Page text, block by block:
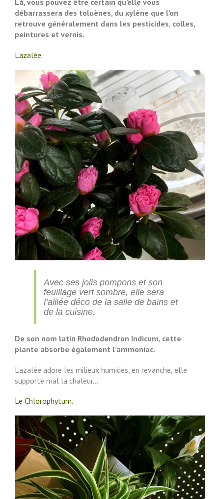
Là, vous pouvez être certain qu’elle vous
débarrassera des toluènes, du xylène que l’on
retrouve généralement dans les pesticides, colles,
peintures et vernis.
L’azalée.
Avec ses jolis pompons et son
feuillage vert sombre, elle sera
l’alliée déco de la salle de bains et
de la cuisine.
De son nom latin Rhododendron Indicum, cette
plante absorbe également l’ammoniac.
L’azalée adore les milieux humides, en revanche, elle
supporte mal la chaleur…
Le Chlorophytum.